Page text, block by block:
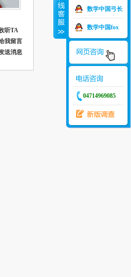
听TA
我留言
送消息
数学中国弓长
数学中国fox
04714969085